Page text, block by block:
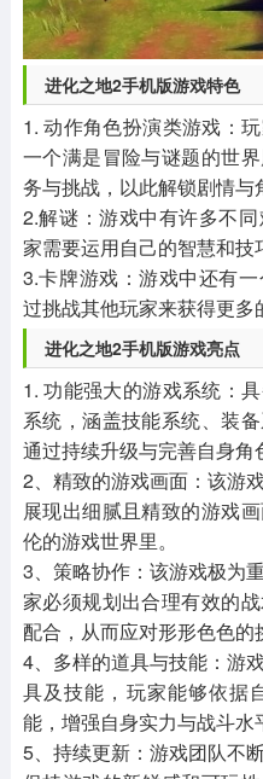
进化之地2手机版游戏特色
1. 动作角色扮演类游戏：
一个满是冒险与谜题的世
务与挑战，以此解锁剧情与
2.解谜：游戏中有许多不
家需要运用自己的智慧和技
3.卡牌游戏：游戏中还有
过挑战其他玩家来获得更多
进化之地2手机版游戏亮点
1. 功能强大的游戏系统：
系统，涵盖技能系统、装
通过持续升级与完善自身角
2、精致的游戏画面：该游
展现出细腻且精致的游戏
伦的游戏世界里。
3、策略协作：该游戏极为
家必须规划出合理有效的
配合，从而应对形形色色的
4、多样的道具与技能：游
具及技能，玩家能够依据
能，增强自身实力与战斗水
5、持续更新：游戏团队不